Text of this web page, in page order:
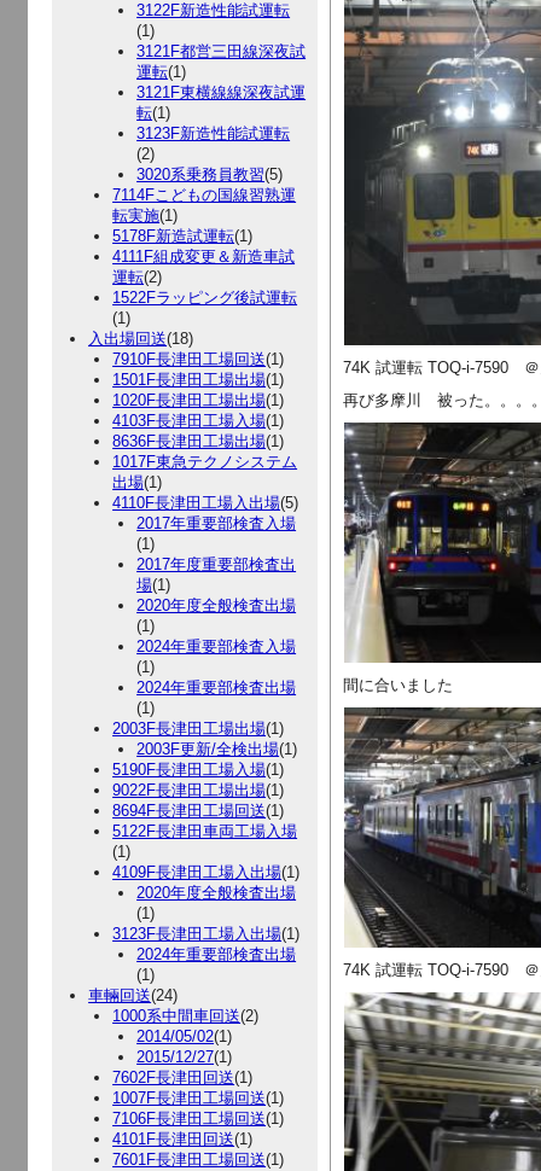
3122F新造性能試運転
(1)
3121F都営三田線深夜試
運転(1)
3121F東横線線深夜試運
転(1)
3123F新造性能試運転
(2)
3020系乗務員教習(5)
7114Fこどもの国線習熟運
転実施(1)
5178F新造試運転(1)
4111F組成変更＆新造車試
運転(2)
1522Fラッピング後試運転
(1)
入出場回送(18)
7910F長津田工場回送(1)
1501F長津田工場出場(1)
1020F長津田工場出場(1)
4103F長津田工場入場(1)
8636F長津田工場出場(1)
1017F東急テクノシステム
出場(1)
4110F長津田工場入出場(5)
2017年重要部検査入場
(1)
2017年度重要部検査出
場(1)
2020年度全般検査出場
(1)
2024年重要部検査入場
(1)
2024年重要部検査出場
(1)
2003F長津田工場出場(1)
2003F更新/全検出場(1)
5190F長津田工場入場(1)
9022F長津田工場出場(1)
8694F長津田工場回送(1)
5122F長津田車両工場入場
(1)
4109F長津田工場入出場(1)
2020年度全般検査出場
(1)
3123F長津田工場入出場(1)
2024年重要部検査出場
(1)
車輛回送(24)
1000系中間車回送(2)
2014/05/02(1)
2015/12/27(1)
7602F長津田回送(1)
1007F長津田工場回送(1)
7106F長津田工場回送(1)
4101F長津田回送(1)
7601F長津田工場回送(1)
74K 試運転 TOQ-i-7590
再び多摩川 被った。。。
間に合いました
74K 試運転 TOQ-i-7590